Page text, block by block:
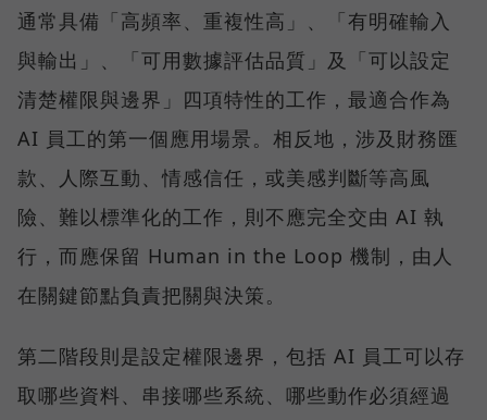
通常具備「高頻率、重複性高」、「有明確輸入
與輸出」、「可用數據評估品質」及「可以設定
清楚權限與邊界」四項特性的工作，最適合作為
AI 員工的第一個應用場景。相反地，涉及財務匯
款、人際互動、情感信任，或美感判斷等高風
險、難以標準化的工作，則不應完全交由 AI 執
行，而應保留 Human in the Loop 機制，由人
在關鍵節點負責把關與決策。
第二階段則是設定權限邊界，包括 AI 員工可以存
取哪些資料、串接哪些系統、哪些動作必須經過